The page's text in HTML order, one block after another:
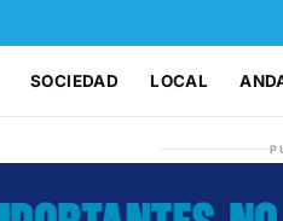
SOCIEDAD LOCAL